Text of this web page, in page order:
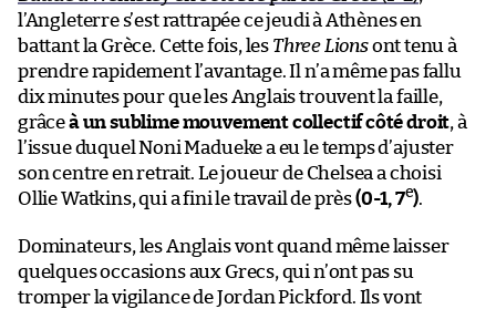
l’Angleterre s’est rattrapée ce jeudi à Athènes en
battant la Grèce. Cette fois, les Three Lionsont tenu à
prendre rapidement l’avantage. Il n’a même pas fallu
dix minutes pour que les Anglais trouvent la faille,
grâceà un sublime mouvement collectif côté droit, à
l’issue duquel Noni Madueke a eu le temps d’ajuster
son centre en retrait. Le joueur de Chelsea a choisi
Ollie Watkins, qui a fini le travail de près(0-1, 7e).
Dominateurs, les Anglais vont quand même laisser
quelques occasions aux Grecs, qui n’ont pas su
tromper la vigilance de Jordan Pickford. Ils vont